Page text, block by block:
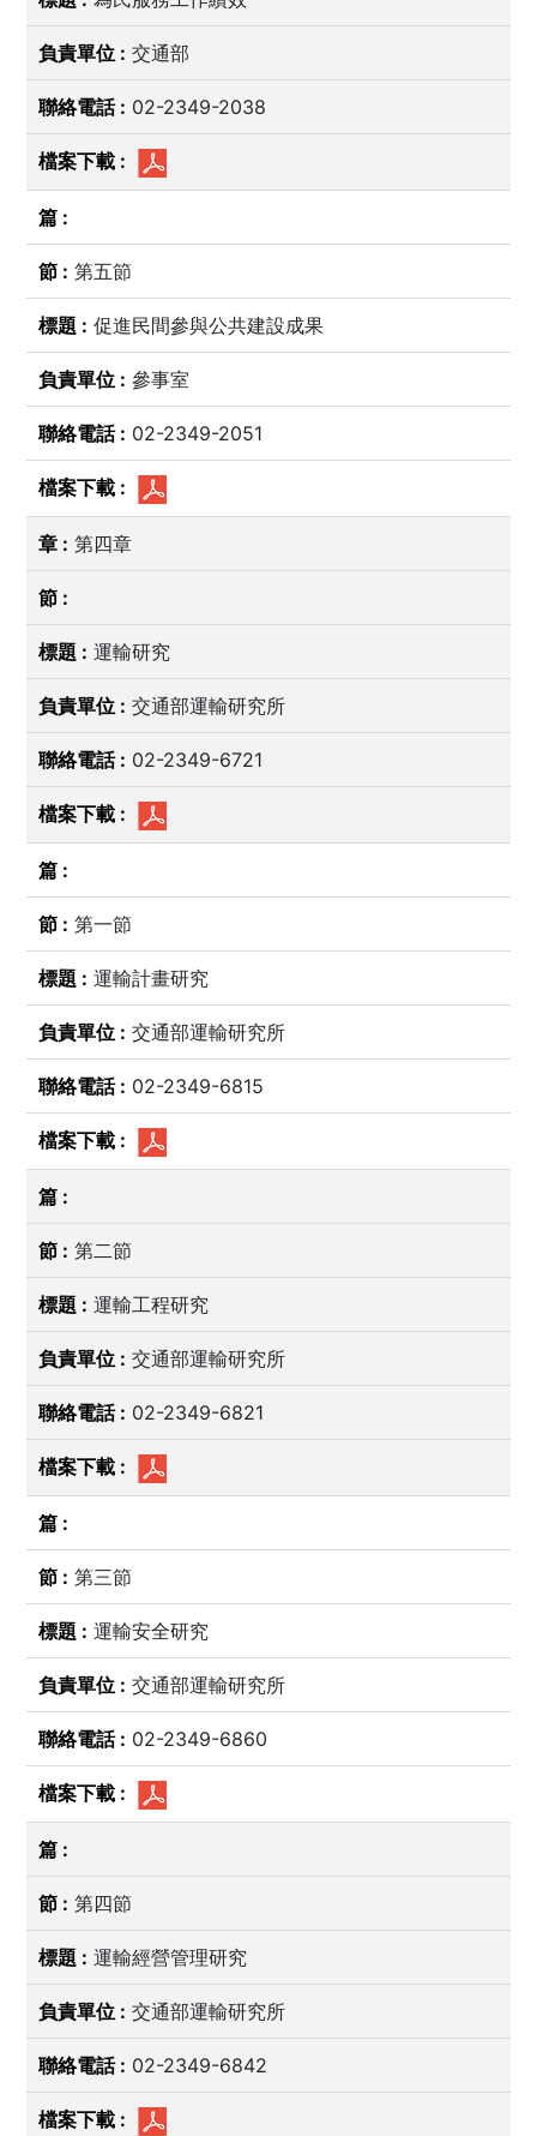
交通部
02-2349-2038
第五節
促進民間參與公共建設成果
參事室
02-2349-2051
第四章
運輸研究
交通部運輸研究所
02-2349-6721
第一節
運輸計畫研究
交通部運輸研究所
02-2349-6815
第二節
運輸工程研究
交通部運輸研究所
02-2349-6821
第三節
運輸安全研究
交通部運輸研究所
02-2349-6860
第四節
運輸經營管理研究
交通部運輸研究所
02-2349-6842